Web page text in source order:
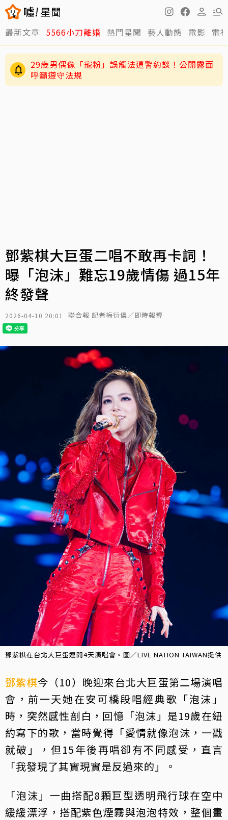
最新文章 5566小刀離婚 熱門星聞 藝人動態 電影 電
29歲男偶像「寵粉」誤觸法遭警約談！公開露面
呼籲遵守法規
鄧紫棋大巨蛋二唱不敢再卡詞！
曝「泡沫」難忘19歲情傷 過15年
終發聲
2026-04-10 20:01 聯合報 記者梅衍儂／即時報導
鄧紫棋在台北大巨蛋連開4天演唱會。圖／LIVE NATION TAIWAN提供
鄧紫棋今（10）晚迎來台北大巨蛋第二場演唱
會，前一天她在安可橋段唱經典歌「泡沫」
時，突然感性剖白，回憶「泡沫」是19歲在紐
約寫下的歌，當時覺得「愛情就像泡沫，一戳
就破」，但15年後再唱卻有不同感受，直言
「我發現了其實現實是反過來的」。
「泡沫」一曲搭配8顆巨型透明飛行球在空中
緩緩漂浮，搭配紫色煙霧與泡泡特效，整個畫